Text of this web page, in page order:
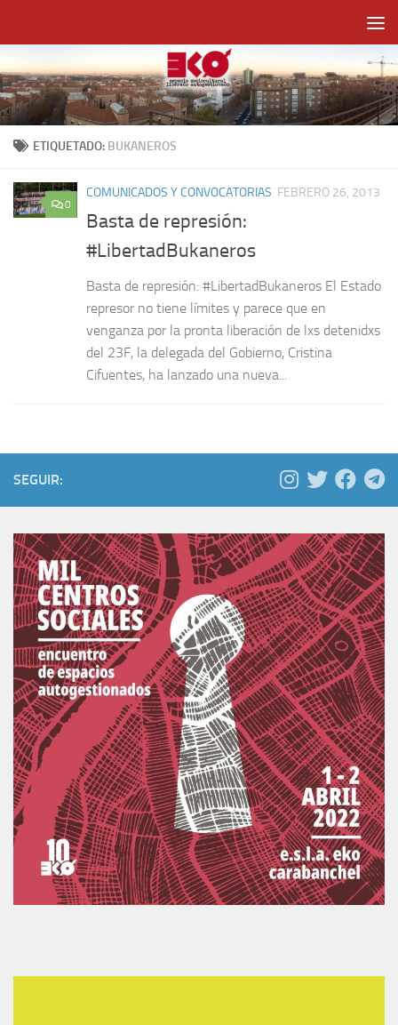
ETIQUETADO: BUKANEROS
0
COMUNICADOS Y CONVOCATORIAS FEBRERO 26, 2013
Basta de represión:
#LibertadBukaneros
Basta de represión: #LibertadBukaneros El Estado
represor no tiene límites y parece que en
venganza por la pronta liberación de lxs detenidxs
del 23F, la delegada del Gobierno, Cristina
Cifuentes, ha lanzado una nueva...
SEGUIR: